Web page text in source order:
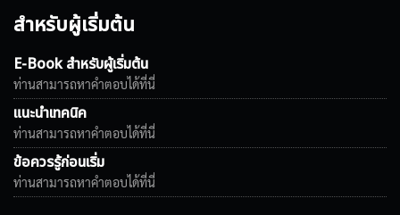
สำหรับผู้เริ่มต้น
E-Book สำหรับผู้เริ่มต้น
ท่านสามารถหาคำตอบได้ที่นี่
แนะนำเทคนิค
ท่านสามารถหาคำตอบได้ที่นี่
ข้อควรรู้ก่อนเริ่ม
ท่านสามารถหาคำตอบได้ที่นี่